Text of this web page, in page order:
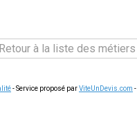
Retour à la liste des métiers
- Service proposé parViteUnDevis.com -